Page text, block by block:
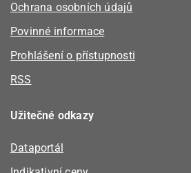
Ochrana osobních údajů
Povinné informace
Prohlášení o přístupnosti
RSS
Užitečné odkazy
Dataportál